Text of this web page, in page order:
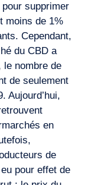
supprimer
moins de 1%
Cependant,
du CBD a
le nombre de
de seulement
Aujourd’hui,
en
de
pour effet de